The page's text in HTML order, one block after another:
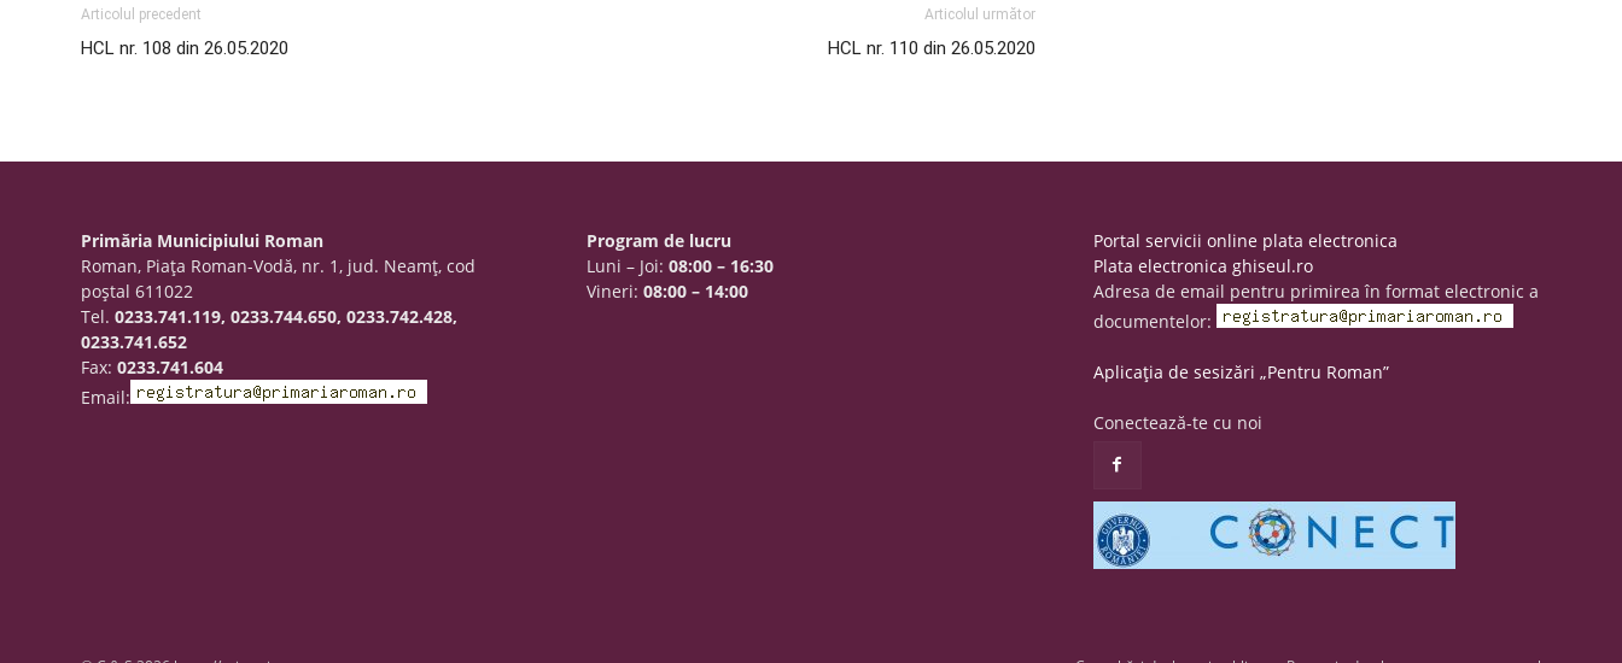
Articolul precedent
HCL nr. 108 din 26.05.2020
Articolul următor
HCL nr. 110 din 26.05.2020
Primăria Municipiului Roman
Roman, Piaţa Roman-Vodă, nr. 1, jud. Neamţ, cod
poştal 611022
Tel.0233.741.119, 0233.744.650, 0233.742.428,
0233.741.652
Fax:0233.741.604
Email:
Program de lucru
Luni – Joi:08:00 – 16:30
Vineri:08:00 – 14:00
Portal servicii online plata electronica
Plata electronica ghiseul.ro
Adresa de email pentru primirea în format electronic a
documentelor:
Aplicația de sesizări „Pentru Roman”
Conectează-te cu noi